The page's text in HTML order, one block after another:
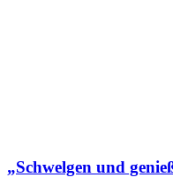
„Schwelgen und